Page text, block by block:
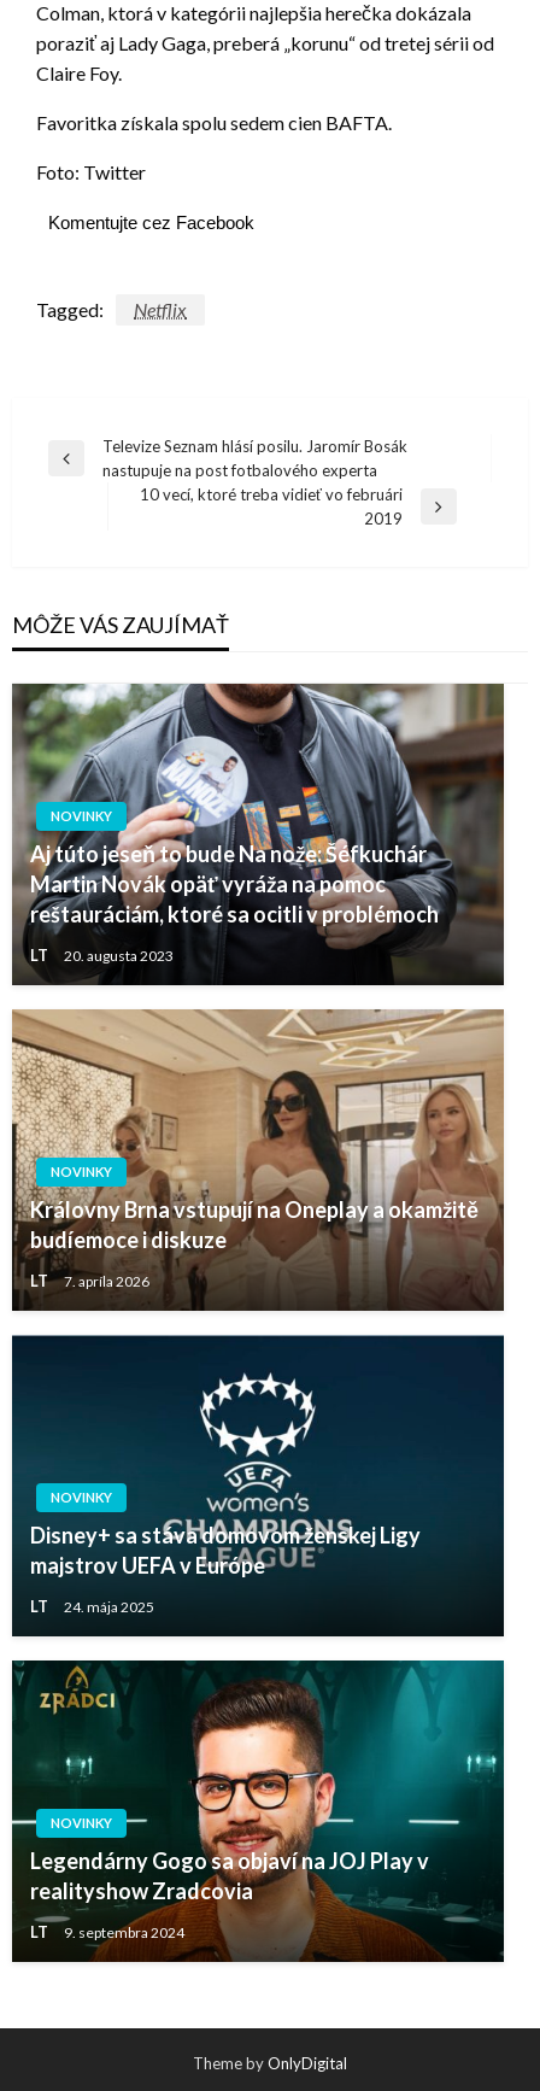
Colman, ktorá v kategórii najlepšia herečka dokázala
poraziť aj Lady Gaga, preberá „korunu“ od tretej sérii od
Claire Foy.
Favoritka získala spolu sedem cien BAFTA.
Foto: Twitter
Komentujte cez Facebook
Tagged: Netflix
Navigácia
Previous
Televize Seznam hlásí posilu. Jaromír Bosák
nastupuje na post fotbalového experta
10 vecí, ktoré treba vidieť vo februári
2019
MÔŽE VÁS ZAUJÍMAŤ
NOVINKY
Aj túto jeseň to bude Na nože: Šéfkuchár
Martin Novák opäť vyráža na pomoc
reštauráciám, ktoré sa ocitli v problémoch
LT 20. augusta 2023
NOVINKY
Královny Brna vstupují na Oneplay a okamžitě
budíemoce i diskuze
LT 7. apríla 2026
NOVINKY
Disney+ sa stáva domovom ženskej Ligy
majstrov UEFA v Európe
LT 24. mája 2025
NOVINKY
Legendárny Gogo sa objaví na JOJ Play v
realityshow Zradcovia
LT 9. septembra 2024
Theme byOnlyDigital